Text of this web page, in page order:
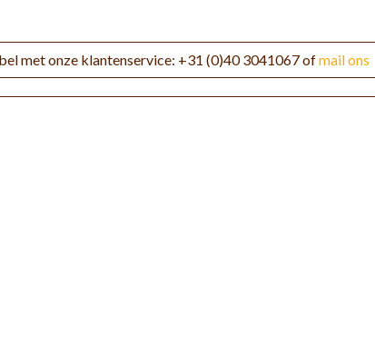
met onze klantenservice: +31 (0)40 3041067 ofmail ons